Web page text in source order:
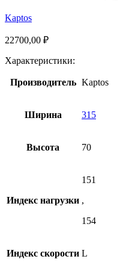
Kaptos
22700,00 ₽
Характеристики:
Производитель Kaptos
Ширина 315
Высота 70
Индекс нагрузки
151
,
154
Индекс скорости L